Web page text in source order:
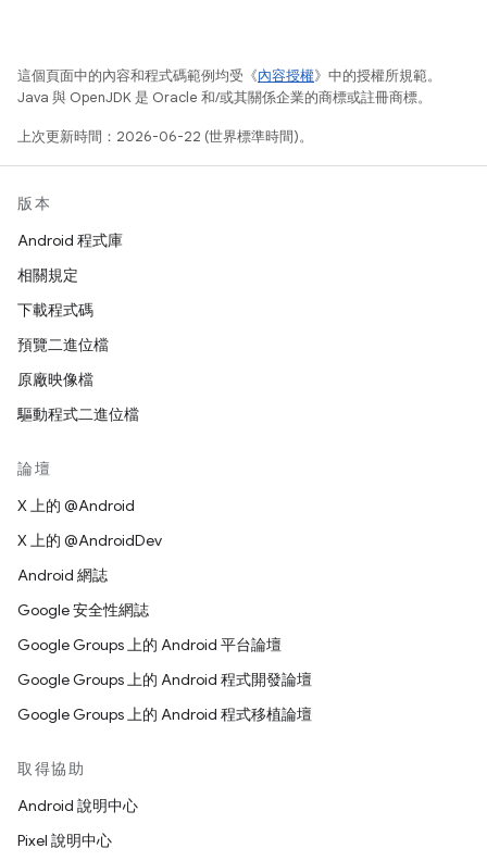
這個頁面中的內容和程式碼範例均受《內容授權》中的授權所規範。
Java 與 OpenJDK 是 Oracle 和/或其關係企業的商標或註冊商標。
上次更新時間：2026-06-22 (世界標準時間)。
版本
Android 程式庫
相關規定
下載程式碼
預覽二進位檔
原廠映像檔
驅動程式二進位檔
論壇
X 上的 @Android
X 上的 @AndroidDev
Android 網誌
Google 安全性網誌
Google Groups 上的 Android 平台論壇
Google Groups 上的 Android 程式開發論壇
Google Groups 上的 Android 程式移植論壇
取得協助
Android 說明中心
Pixel 說明中心